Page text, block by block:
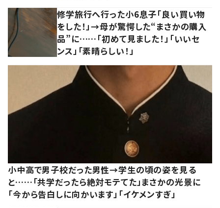
修学旅行へ行った小6息子「良い買い物
をした！」→母が驚愕した“まさかの購入
品”に……「初めて見ました！」「いいセ
ンス」「素晴らしい！」
小中高で男子校だった男性→学生の頃の姿を見る
と……「共学だったら絶対モテてた」まさかの光景に
「今から告白しに向かいます」「イケメンすぎ」